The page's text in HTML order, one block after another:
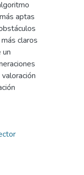
aptas
claros